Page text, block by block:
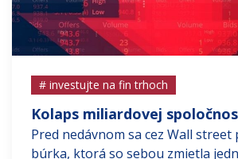
# investujte na fin trhoch
Kolaps miliardovej
Pred nedávnom sa cez Wall street
búrka, ktorá so sebou zmietla